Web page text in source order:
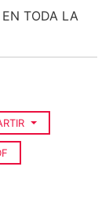
EN TODA LA